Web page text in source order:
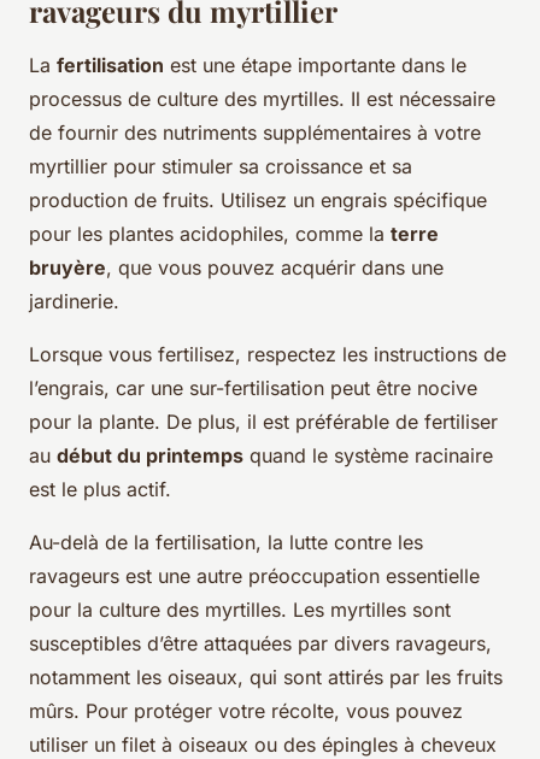
ravageurs du myrtillier
La fertilisation est une étape importante dans le
processus de culture des myrtilles. Il est nécessaire
de fournir des nutriments supplémentaires à votre
myrtillier pour stimuler sa croissance et sa
production de fruits. Utilisez un engrais spécifique
pour les plantes acidophiles, comme la terre
bruyère, que vous pouvez acquérir dans une
jardinerie.
Lorsque vous fertilisez, respectez les instructions de
l’engrais, car une sur-fertilisation peut être nocive
pour la plante. De plus, il est préférable de fertiliser
au début du printemps quand le système racinaire
est le plus actif.
Au-delà de la fertilisation, la lutte contre les
ravageurs est une autre préoccupation essentielle
pour la culture des myrtilles. Les myrtilles sont
susceptibles d’être attaquées par divers ravageurs,
notamment les oiseaux, qui sont attirés par les fruits
mûrs. Pour protéger votre récolte, vous pouvez
utiliser un filet à oiseaux ou des épingles à cheveux